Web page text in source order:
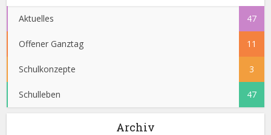
Aktuelles 47
Offener Ganztag 11
Schulkonzepte 3
Schulleben 47
Archiv